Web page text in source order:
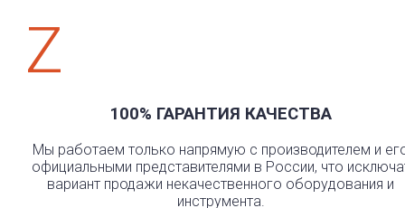
Z
100% ГАРАНТИЯ КАЧЕСТВА
Мы работаем только напрямую с производителем и
официальными представителями в России, что
вариант продажи некачественного оборудования и
инструмента.